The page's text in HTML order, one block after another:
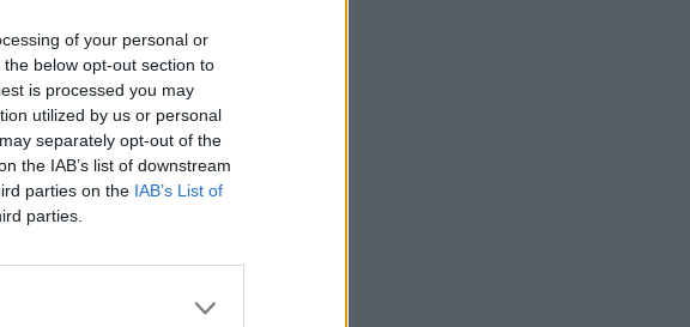
of your personal or
below opt-out section to
is processed you may
utilized by us or personal
separately opt-out of the
the IAB’s list of downstream
parties on the IAB’s List of
parties.